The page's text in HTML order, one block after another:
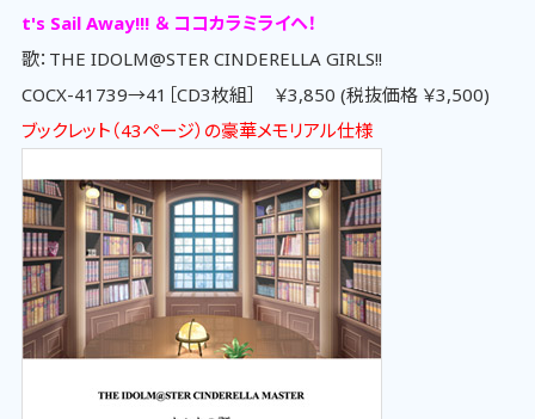
t's Sail Away!!! ＆ ココカラミライヘ！
歌：THE IDOLM@STER CINDERELLA GIRLS!!
COCX-41739→41［CD3枚組］ ￥3,850 (税抜価格 ￥3,500)
ブックレット（43ページ）の豪華メモリアル仕様